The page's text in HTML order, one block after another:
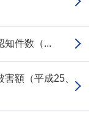
件数（...
額（平成25、